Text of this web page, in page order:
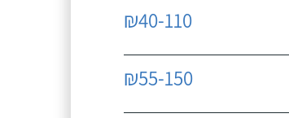
₪40-110
₪55-150